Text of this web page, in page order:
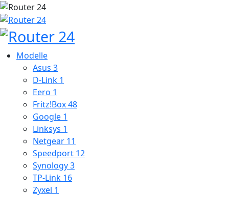
Modelle
Asus 3
D-Link 1
Eero 1
Fritz!Box48
Google 1
Linksys 1
Netgear 11
Speedport 12
Synology3
TP-Link 16
Zyxel 1